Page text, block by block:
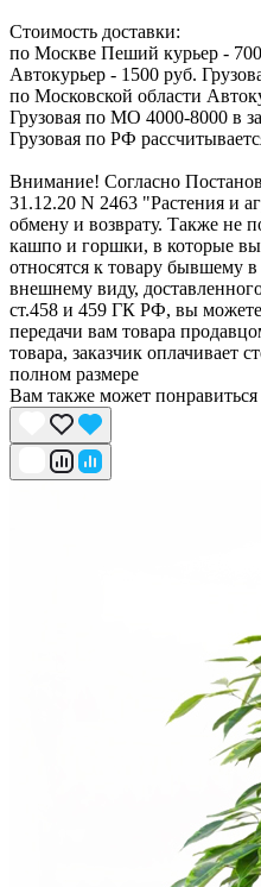
Стоимость доставки:
по Москве Пеший курьер -
Автокурьер - 1500 руб.
по Московской области
Грузовая по МО 4000-8000 в
Грузовая по РФ
Внимание! Согласно
31.12.20 N 2463 "Растения и
обмену и возврату. Также не
кашпо и горшки, в которые
относятся к товару бывшему
внешнему виду,
ст.458 и 459 ГК РФ, вы можете
передачи вам товара
товара, заказчик оплачивает
полном размере
Вам также может понравиться